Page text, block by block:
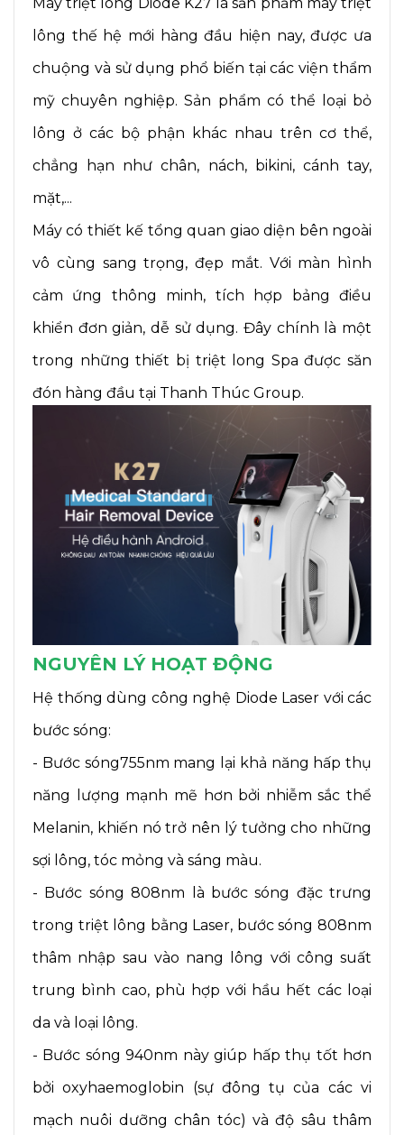
lông thế hệ mới hàng đầu hiện nay, được ưa
chuộng và sử dụng phổ biến tại các viện thẩm
mỹ chuyên nghiệp. Sản phẩm có thể loại bỏ
lông ở các bộ phận khác nhau trên cơ thể,
chẳng hạn như chân, nách, bikini, cánh tay,
mặt,...
Máy có thiết kế tổng quan giao diện bên ngoài
vô cùng sang trọng, đẹp mắt. Với màn hình
cảm ứng thông minh, tích hợp bảng điều
khiển đơn giản, dễ sử dụng. Đây chính là một
trong những thiết bị triệt long Spa được săn
đón hàng đầu tại Thanh Thúc Group.
NGUYÊN LÝ HOẠT ĐỘNG
Hệ thống dùng công nghệ Diode Laser với các
bước sóng:
- Bước sóng755nm mang lại khả năng hấp thụ
năng lượng mạnh mẽ hơn bởi nhiễm sắc thể
Melanin, khiến nó trở nên lý tưởng cho những
sợi lông, tóc mỏng và sáng màu.
- Bước sóng 808nm là bước sóng đặc trưng
trong triệt lông bằng Laser, bước sóng 808nm
thâm nhập sau vào nang lông với công suất
trung bình cao, phù hợp với hầu hết các loại
da và loại lông.
- Bước sóng 940nm này giúp hấp thụ tốt hơn
bởi oxyhaemoglobin (sự đông tụ của các vi
mạch nuôi dưỡng chân tóc) và độ sâu thâm